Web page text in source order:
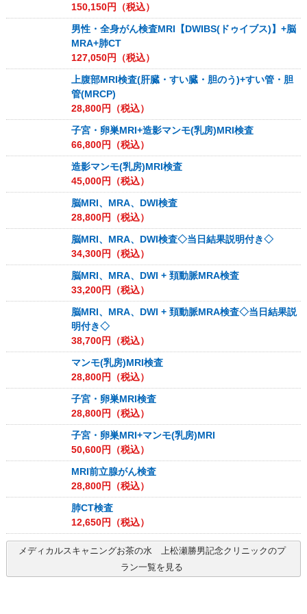
150,150円（税込）
男性・全身がん検査MRI【DWIBS(ドゥイブス)】+脳
MRA+肺CT
127,050円（税込）
上腹部MRI検査(肝臓・すい臓・胆のう)+すい管・胆
管(MRCP)
28,800円（税込）
子宮・卵巣MRI+造影マンモ(乳房)MRI検査
66,800円（税込）
造影マンモ(乳房)MRI検査
45,000円（税込）
脳MRI、MRA、DWI検査
28,800円（税込）
脳MRI、MRA、DWI検査◇当日結果説明付き◇
34,300円（税込）
脳MRI、MRA、DWI + 頚動脈MRA検査
33,200円（税込）
脳MRI、MRA、DWI + 頚動脈MRA検査◇当日結果説
明付き◇
38,700円（税込）
マンモ(乳房)MRI検査
28,800円（税込）
子宮・卵巣MRI検査
28,800円（税込）
子宮・卵巣MRI+マンモ(乳房)MRI
50,600円（税込）
MRI前立腺がん検査
28,800円（税込）
肺CT検査
12,650円（税込）
メディカルスキャニングお茶の水 上松瀬勝男記念クリニックのプ
ラン一覧を見る